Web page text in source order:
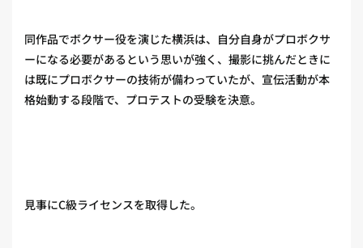
同作品でボクサー役を演じた横浜は、自分自身がプロボクサ
ーになる必要があるという思いが強く、撮影に挑んだときに
は既にプロボクサーの技術が備わっていたが、宣伝活動が本
格始動する段階で、プロテストの受験を決意。
見事にC級ライセンスを取得した。